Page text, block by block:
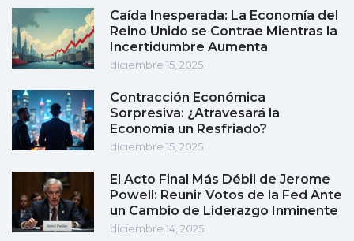
Caída Inesperada: La Economía del
Reino Unido se Contrae Mientras la
Incertidumbre Aumenta
diciembre 15, 2025
Contracción Económica
Sorpresiva: ¿Atravesará la
Economía un Resfriado?
diciembre 15, 2025
El Acto Final Más Débil de Jerome
Powell: Reunir Votos de la Fed Ante
un Cambio de Liderazgo Inminente
diciembre 14, 2025